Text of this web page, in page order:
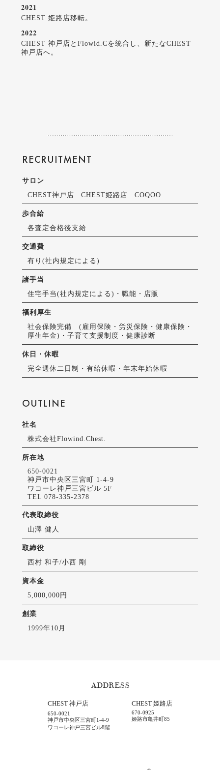
2021
CHEST 姫路店移転。
2022
CHEST 神戸店とFlowid.Cを統合し、新たなCHEST
神戸店へ。
RECRUITMENT
サロン
CHEST神戸店 CHEST姫路店 COQOO
歩合給
各査定合格後支給
交通費
有り(社内規定による)
諸手当
住宅手当(社内規定による)・職能・店販
福利厚生
社会保険完備 (雇用保険・労災保険・健康保険・
厚生年金)・子育て支援制度・健康診断
休日・休暇
完全週休二日制・有給休暇・年末年始休暇
OUTLINE
社名
株式会社Flowind.Chest.
所在地
650-0021
神戸市中央区三宮町 1-4-9
ワコーレ神戸三宮ビル 5F
TEL 078-335-2378
代表取締役
山澤 健人
取締役
西村 和子/小西 剛
資本金
5,000,000円
創業
1999年10月
ADDRESS
CHEST 神戸店
650-0021
神戸市中央区三宮町1-4-9
ワコーレ神戸三宮ビル8階
CHEST 姫路店
670-0925
姫路市亀井町85